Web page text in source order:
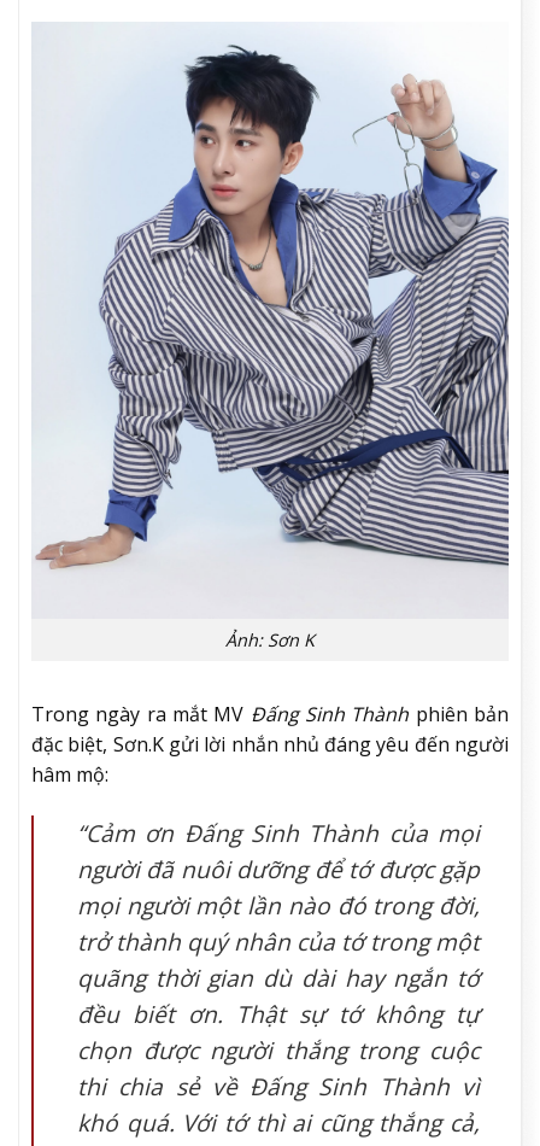
Ảnh: Sơn K
Trong ngày ra mắt MV Đấng Sinh Thành phiên bản
đặc biệt, Sơn.K gửi lời nhắn nhủ đáng yêu đến người
hâm mộ:
“Cảm ơn Đấng Sinh Thành của mọi
người đã nuôi dưỡng để tớ được gặp
mọi người một lần nào đó trong đời,
trở thành quý nhân của tớ trong một
quãng thời gian dù dài hay ngắn tớ
đều biết ơn. Thật sự tớ không tự
chọn được người thắng trong cuộc
thi chia sẻ về Đấng Sinh Thành vì
khó quá. Với tớ thì ai cũng thắng cả,